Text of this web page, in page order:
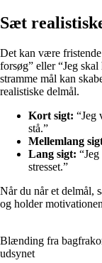
Sæt
Det kan være
forsøg” eller “Jeg
stramme mål kan
realistiske delmål.
Kort sigt: “Jeg
stå.”
Mellemlang
Lang sigt:
stresset.”
Når du når et delmål,
og holder
Blænding fra
udsynet